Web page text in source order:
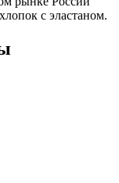
с эластаном.